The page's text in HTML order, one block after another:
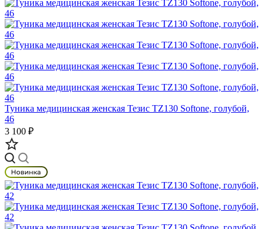
Туника медицинская женская Тезис TZ130 Softone, голубой,
46
3 100 ₽